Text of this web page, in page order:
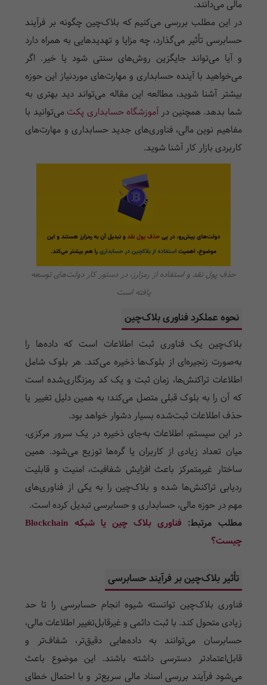
مالی می‌دانند.
در این مطلب بررسی می‌کنیم که بلاک‌چین چگونه بر فرآیند
حسابرسی تأثیر می‌گذارد، چه مزایا و تهدیدهایی به همراه دارد
و آیا می‌تواند جایگزین روش‌های سنتی شود یا خیر. اگر
می‌خواهید با آینده حسابداری و مهارت‌های موردنیاز این حوزه
بیشتر آشنا شوید، مطالعه این مقاله می‌تواند دید بهتری به
شما بدهد. همچنین درآموزشگاه حسابداری پکت می‌توانید با
مفاهیم نوین مالی، فناوری‌های جدید حسابداری و مهارت‌های
کاربردی بازار کار آشنا شوید.
حذف پول نقد و استفاده از رمزارز، در دستور کار دولت‌های توسعه
یافته است
نحوه عملکرد فناوری بلاک‌چین
بلاک‌چین یک فناوری ثبت اطلاعات است که داده‌ها را
به‌صورت زنجیره‌ای از بلوک‌ها ذخیره می‌کند. هر بلوک شامل
اطلاعات تراکنش‌ها، زمان ثبت و یک کد رمزنگاری‌شده است
که آن را به بلوک قبلی متصل می‌کند؛ به همین دلیل تغییر یا
حذف اطلاعات ثبت‌شده بسیار دشوار خواهد بود.
در این سیستم، اطلاعات به‌جای ذخیره در یک سرور مرکزی،
میان تعداد زیادی از کاربران یا گره‌ها توزیع می‌شود. همین
ساختار غیرمتمرکز باعث افزایش شفافیت، امنیت و قابلیت
ردیابی تراکنش‌ها شده و بلاک‌چین را به یکی از فناوری‌های
مهم در حوزه مالی، حسابداری و حسابرسی تبدیل کرده است.
مطلب مرتبط:
فناوری بلاک چین یا شبکه Blockchain
چیست؟
تأثیر بلاک‌چین بر فرآیند حسابرسی
فناوری بلاک‌چین توانسته شیوه انجام حسابرسی را تا حد
زیادی متحول کند. با ثبت دائمی و غیرقابل‌تغییر اطلاعات مالی،
حسابرسان می‌توانند به داده‌هایی دقیق‌تر، شفاف‌تر و
قابل‌اعتمادتر دسترسی داشته باشند. این موضوع باعث
می‌شود فرآیند بررسی اسناد مالی سریع‌تر و با احتمال خطای